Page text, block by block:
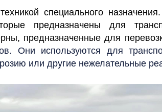
специального
предназначены для
предназначенные для
Они используются для
или другие нежелательные